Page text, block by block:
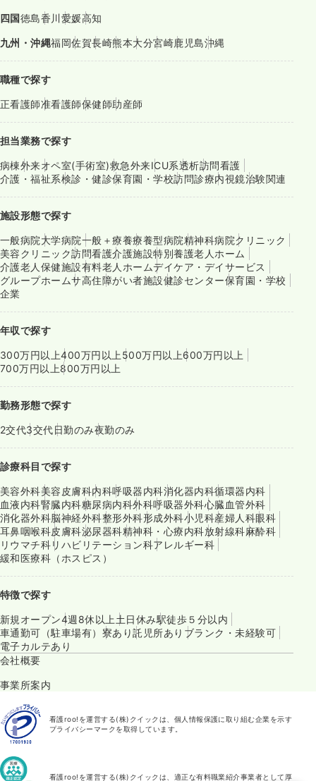
四国徳島香川愛媛高知
九州・沖縄福岡佐賀長崎熊本大分宮崎鹿児島沖縄
職種で探す
正看護師准看護師保健師助産師
担当業務で探す
病棟外来オペ室(手術室)救急外来ICU系透析訪問看護
介護・福祉系検診・健診保育園・学校訪問診療内視鏡治験関連
施設形態で探す
一般病院大学病院一般＋療養療養型病院精神科病院クリニック
美容クリニック訪問看護介護施設特別養護老人ホーム
介護老人保健施設有料老人ホームデイケア・デイサービス
グループホームサ高住障がい者施設健診センター保育園・学校
企業
年収で探す
300万円以上400万円以上 500万円以上600万円以上
700万円以上800万円以上
勤務形態で探す
2交代3交代日勤のみ夜勤のみ
診療科目で探す
美容外科美容皮膚科内科呼吸器内科消化器内科循環器内科
血液内科腎臓内科糖尿病内科外科呼吸器外科心臓血管外科
消化器外科脳神経外科整形外科形成外科小児科産婦人科眼科
耳鼻咽喉科皮膚科泌尿器科精神科・心療内科放射線科麻酔科
リウマチ科リハビリテーション科アレルギー科
緩和医療科（ホスピス）
特徴で探す
新規オープン4週8休以上 土日休み駅徒歩５分以内
車通勤可（駐車場有） 寮あり託児所あり ブランク・未経験可
電子カルテあり
会社概要
事業所案内
看護roo!を運営する(株)クイックは、個人情報保護に取り組む企業を示す
プライバシーマークを取得しています。
看護roo!を運営する(株)クイックは、適正な有料職業紹介事業者として厚